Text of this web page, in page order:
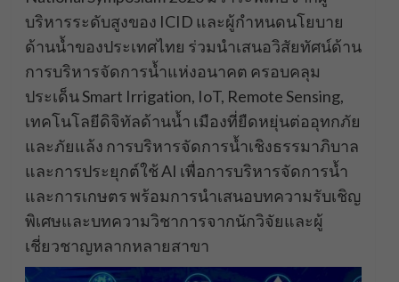
บริหารระดับสูงของ ICID และผู้กำหนดนโยบาย
ด้านน้ำของประเทศไทย ร่วมนำเสนอวิสัยทัศน์ด้าน
การบริหารจัดการน้ำแห่งอนาคต ครอบคลุม
ประเด็น Smart Irrigation, IoT, Remote Sensing,
เทคโนโลยีดิจิทัลด้านน้ำ เมืองที่ยืดหยุ่นต่ออุทกภัย
และภัยแล้ง การบริหารจัดการน้ำเชิงธรรมาภิบาล
และการประยุกต์ใช้ AI เพื่อการบริหารจัดการน้ำ
และการเกษตร พร้อมการนำเสนอบทความรับเชิญ
พิเศษและบทความวิชาการจากนักวิจัยและผู้
เชี่ยวชาญหลากหลายสาขา